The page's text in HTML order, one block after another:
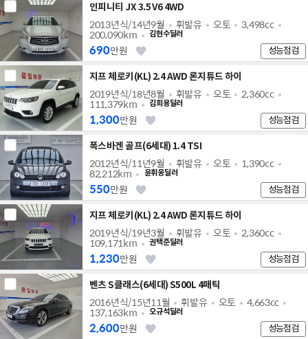
인피니티 JX 3.5 V6 4WD
2013년식/14년9월 휘발유 오토 3,498cc
200,090km 김현수딜러
성능점검
690만원
지프 체로키(KL) 2.4 AWD 론지튜드 하이
2019년식/18년8월 휘발유 오토 2,360cc
111,379km 김희용딜러
성능점검
1,300만원
폭스바겐 골프(6세대) 1.4 TSI
2012년식/11년9월 휘발유 오토 1,390cc
82,212km 윤휘웅딜러
성능점검
550만원
지프 체로키(KL) 2.4 AWD 론지튜드 하이
2019년식/19년3월 휘발유 오토 2,360cc
109,171km 권택준딜러
성능점검
1,230만원
벤츠 S클래스(6세대) S500L 4매틱
2016년식/15년11월 휘발유 오토 4,663cc
137,163km 오규석딜러
성능점검
2,600만원